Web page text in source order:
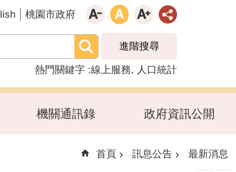
桃園市政府
進階搜尋
熱門關鍵字 線上服務 人口統計
機關通訊錄 政府資訊公開
首頁 訊息公告 最新消息